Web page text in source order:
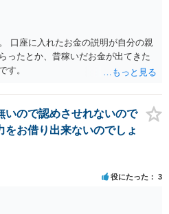
口座に入れたお金の説明が自分の親
ったとか、昔稼いだお金が出てきた
す。
いので認めさせれないので
をお借り出来ないのでしょ
役にたった 3